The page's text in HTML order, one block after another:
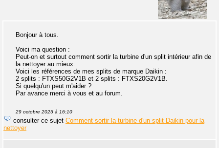
Bonjour à tous.
Voici ma question :
Peut-on et surtout comment sortir la turbine d'un split intérieur afin de
la nettoyer au mieux.
Voici les références de mes splits de marque Daikin :
2 splits : FTXS50G2V1B et 2 splits : FTXS20G2V1B.
Si quelqu'un peut m'aider ?
Par avance merci à vous et au forum.
29 octobre 2025 à 16:10
consulter ce sujet Comment sortir la turbine d'un split Daikin pour la
nettoyer